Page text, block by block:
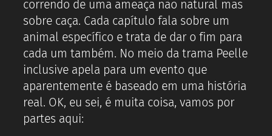
correndo de uma ameaça não natural mas
sobre caça. Cada capítulo fala sobre um
animal específico e trata de dar o fim para
cada um também. No meio da trama Peelle
inclusive apela para um evento que
aparentemente é baseado em uma história
real. OK, eu sei, é muita coisa, vamos por
partes aqui: